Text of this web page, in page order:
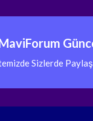
Sizlerde